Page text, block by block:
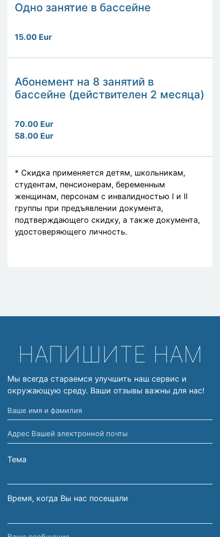
Одно занятие в бассейне
15.00 Eur
Абонемент на 8 занятий в
бассейне (действителен 2 месяца)
70.00 Eur
58.00 Eur
* Скидка применяется детям, школьникам,
студентам, пенсионерам, беременным
женщинам, персонам с инвалидностью I и II
группы при предъявлении документа,
подтверждающего скидку, а также документа,
удостоверяющего личность.
НАПИШИТЕ НАМ
Мы всегда стараемся улучшить наш сервис и
окружающую среду. Ваши отзывы важны для нас!
Ваше
имя
и
фамилия
Адрес
Вашей
электронной
Тема
Время, когда Вы нас посещали